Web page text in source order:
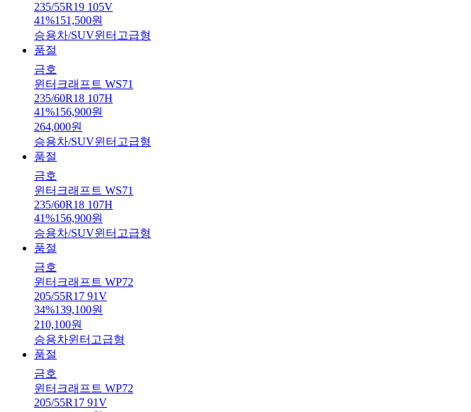
235/55R19 105V
41%151,500원
승용차/SUV윈터 고급형
품절
금호
윈터크래프트 WS71
235/60R18 107H
41%156,900원
264,000원
승용차/SUV윈터 고급형
품절
금호
윈터크래프트 WS71
235/60R18 107H
41%156,900원
승용차/SUV윈터 고급형
품절
금호
윈터크래프트 WP72
205/55R17 91V
34%139,100원
210,100원
승용차윈터 고급형
품절
금호
윈터크래프트 WP72
205/55R17 91V